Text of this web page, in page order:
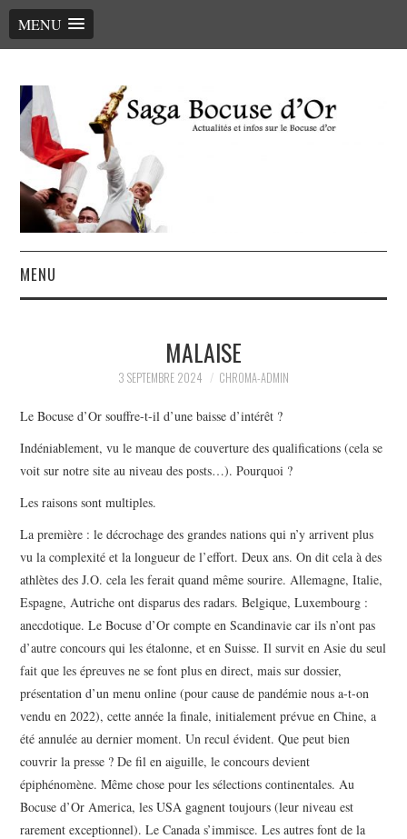
MENU
MENU
LE PALMARÈS, LES CHEFS
PHOTOS
SAGA BOCUSE D’OR ?
VIDÉOS
MALAISE
3 SEPTEMBRE 2024 CHROMA-ADMIN
Le Bocuse d’Or souffre-t-il d’une baisse d’intérêt ?
Indéniablement, vu le manque de couverture des qualifications (cela se
voit sur notre site au niveau des posts…). Pourquoi ?
Les raisons sont multiples.
La première : le décrochage des grandes nations qui n’y arrivent plus
vu la complexité et la longueur de l’effort. Deux ans. On dit cela à des
athlètes des J.O. cela les ferait quand même sourire. Allemagne, Italie,
Espagne, Autriche ont disparus des radars. Belgique, Luxembourg :
anecdotique. Le Bocuse d’Or compte en Scandinavie car ils n’ont pas
d’autre concours qui les étalonne, et en Suisse. Il survit en Asie du seul
fait que les épreuves ne se font plus en direct, mais sur dossier,
présentation d’un menu online (pour cause de pandémie nous a-t-on
vendu en 2022), cette année la finale, initialement prévue en Chine, a
été annulée au dernier moment. Un recul évident. Que peut bien
couvrir la presse ? De fil en aiguille, le concours devient
épiphénomène. Même chose pour les sélections continentales. Au
Bocuse d’Or America, les USA gagnent toujours (leur niveau est
rarement exceptionnel). Le Canada s’immisce. Les autres font de la